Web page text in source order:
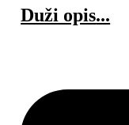
Duži opis